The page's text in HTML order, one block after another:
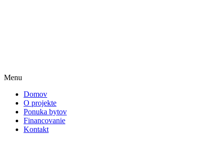
Menu
Domov
O projekte
Ponuka bytov
Financovanie
Kontakt